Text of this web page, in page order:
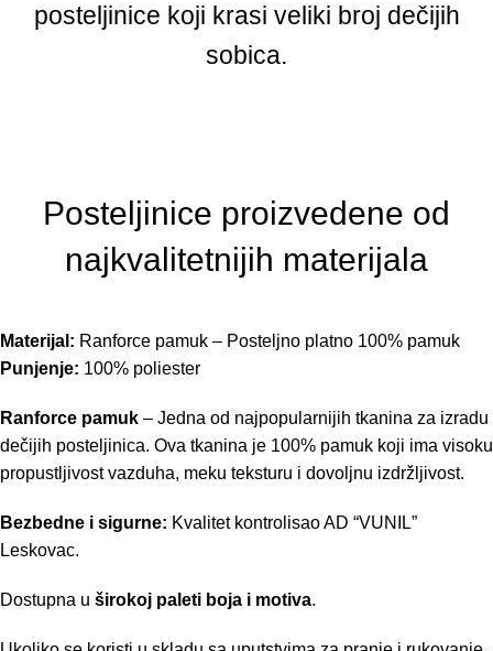
posteljinice koji krasi veliki broj dečijih
sobica.
Posteljinice proizvedene od
najkvalitetnijih materijala
Materijal: Ranforce pamuk – Posteljno platno 100% pamuk
Punjenje: 100% poliester
Ranforce pamuk – Jedna od najpopularnijih tkanina za izradu
dečijih posteljinica. Ova tkanina je 100% pamuk koji ima visoku
propustljivost vazduha, meku teksturu i dovoljnu izdržljivost.
Bezbedne i sigurne: Kvalitet kontrolisao AD “VUNIL”
Leskovac.
Dostupna u širokoj paleti boja i motiva.